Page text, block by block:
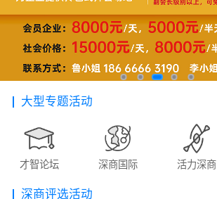
大型专题活动
才智论坛 深商国际 活力深商
深商评选活动